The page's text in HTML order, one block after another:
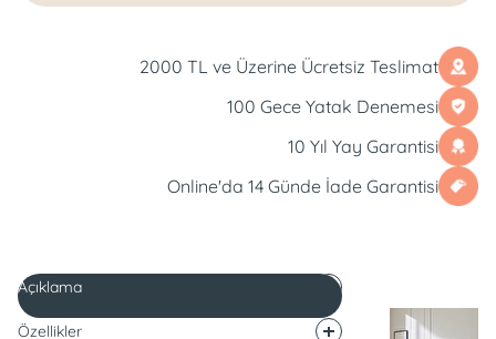
2000 TL ve Üzerine Ücretsiz Teslimat
100 Gece Yatak Denemesi
10 Yıl Yay Garantisi
Online'da 14 Günde İade Garantisi
Açıklama
Özellikler